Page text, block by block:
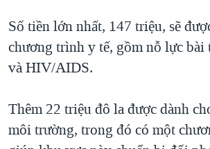
VĂN HOÁ
THỂ THAO
GIÁO DỤC
GROUND ZERO – XƯA VÀ NAY
THƯỢNG ĐỈNH TRUMP-KIM TẠI VIỆT
TRỊNH VĨNH BÌNH VS. CHÍNH PHỦ VIỆT
Ngôn ngữ khác
Số tiền lớn nhất, 147 triệu, sẽ
chương trình y tế, gồm nỗ lực bài
và HIV/AIDS.
Thêm 22 triệu đô la được dành
môi trường, trong đó có một